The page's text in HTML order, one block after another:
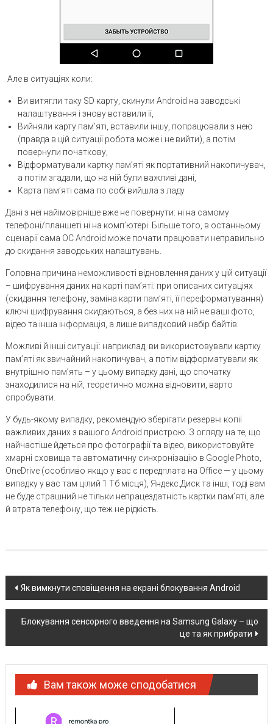
Але в ситуаціях коли:
Ви витягли таку SD карту, скинули Android на заводські
налаштування і знову вставили її,
Вийняли карту пам’яті, вставили іншу, попрацювали з нею
(правда в цій ситуації робота може і не вийти), а потім
повернули початкову,
Відформатували картку пам’яті як портативний накопичувач,
а потім згадали, що на ній були важливі дані,
Карта пам’яті сама по собі вийшла з ладу
Дані з неї найімовірніше вже не повернути: ні на самому
телефоні/планшеті ні на комп’ютері. Більше того, в останньому
сценарії сама ОС Android може почати працювати неправильно
до скидання заводських налаштувань.
Головна причина неможливості відновлення даних у цій ситуації
– шифрування даних на карті пам’яті: при описаних ситуаціях
(скидання телефону, заміна карти пам’яті, її переформатування)
ключі шифрування скидаються, а без них на ній не ваші фото,
відео та інша інформація, а лише випадковий набір байтів.
Можливі й інші ситуації: наприклад, ви використовували картку
пам’яті як звичайний накопичувач, а потім відформатували як
внутрішню пам’ять – у цьому випадку дані, що спочатку
знаходилися на ній, теоретично можна відновити, варто
спробувати.
У будь-якому випадку, рекомендую зберігати резервні копії
важливих даних з вашого Android пристрою. З огляду на те, що
найчастіше йдеться про фотографії та відео, використовуйте
хмарні сховища та автоматичну синхронізацію в Google Photo,
OneDrive (особливо якщо у вас є передплата на Office — у цьому
випадку у вас там цілий 1 Тб місця), Яндекс.Диск та інші, тоді вам
не буде страшний не тільки непрацездатність картки пам’яті, але
й втрата телефону, що теж не рідкість.
Post
navigation
Як вимкнути сповіщення на екрані блокування Android
Блокування сенсорного введення на Samsung Galaxy – що
це та як прибрати
Вам також може сподобатися